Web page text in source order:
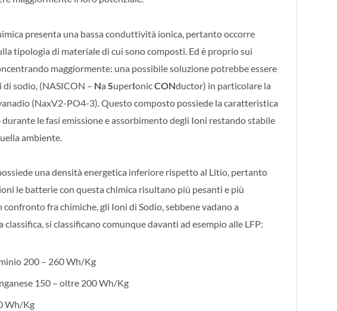
presenta una bassa conduttività ionica, pertanto occorre
tipologia di materiale di cui sono composti. Ed è proprio sui
maggiormente: una possibile soluzione potrebbe essere
sodio, (NASICON – Na SuperIonicCONductor) in particolare la
(NaxV2-PO4-3). Questo composto possiede la caratteristica
le fasi emissione e assorbimento degli Ioni restando stabile
ambiente.
una densità energetica inferiore rispetto al Litio, pertanto
le batterie con questa chimica risultano più pesanti e più
fra chimiche, gli Ioni di Sodio, sebbene vadano a
si classificano comunque davanti ad esempio alle LFP:
200 – 260 Wh/Kg
150 – oltre 200 Wh/Kg
Wh/Kg